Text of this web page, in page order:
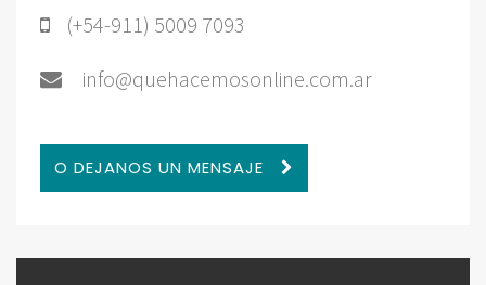
(+54-911) 5009 7093
info@quehacemosonline.com.ar
O DEJANOS UN MENSAJE